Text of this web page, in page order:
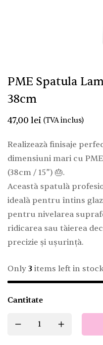
PME Spatula
38cm
47,00 lei (TVA inclus)
Realizează finisaje
dimensiuni mari cu
(38cm / 15”) 🎂.
Această spatulă
ideală pentru întins
pentru nivelarea
ridicarea sau tăierea
precizie și ușurință.
Only 3 items left in
Cantitate